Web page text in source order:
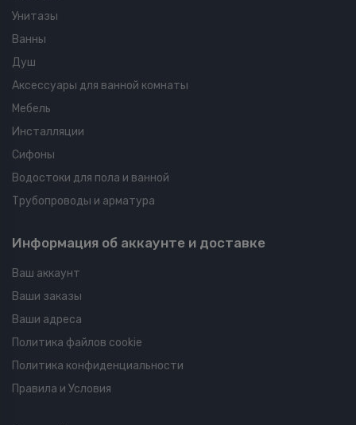
Унитазы
Ванны
Душ
Аксессуары для ванной комнаты
Мебель
Инсталляции
Сифоны
Водостоки для пола и ванной
Трубопроводы и арматура
Информация об аккаунте и доставке
Ваш аккаунт
Ваши заказы
Ваши адреса
Политика файлов cookie
Политика конфиденциальности
Правила и Условия